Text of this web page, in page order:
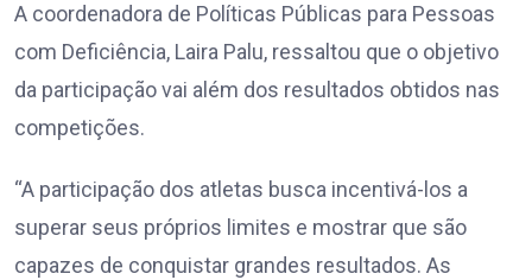
A coordenadora de Políticas Públicas para Pessoas
com Deficiência, Laira Palu, ressaltou que o objetivo
da participação vai além dos resultados obtidos nas
competições.
“A participação dos atletas busca incentivá-los a
superar seus próprios limites e mostrar que são
capazes de conquistar grandes resultados. As